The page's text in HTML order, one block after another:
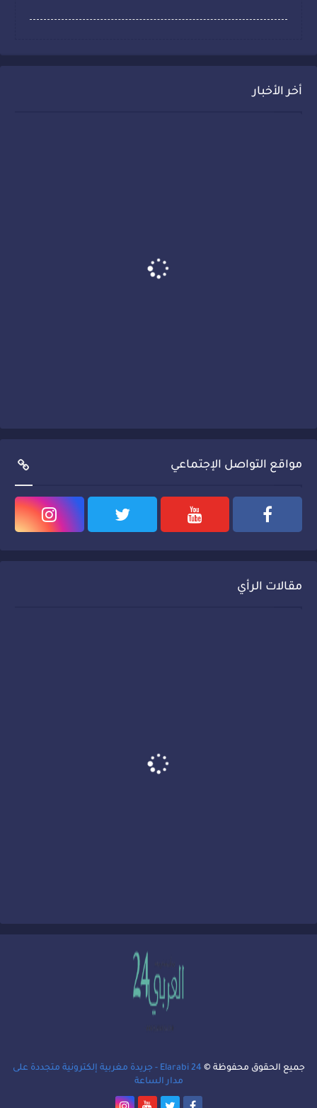
أخر الأخبار
مواقع التواصل الإجتماعي
مقالات الرأي
جميع الحقوق محفوظة ©
Elarabi 24 - جريدة مغربية إلكترونية متجددة على
مدار الساعة